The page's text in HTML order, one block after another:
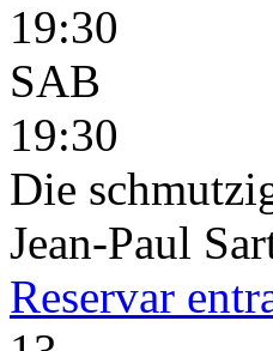
19:30
SAB
19:30
Die
Jean-Paul
Reservar